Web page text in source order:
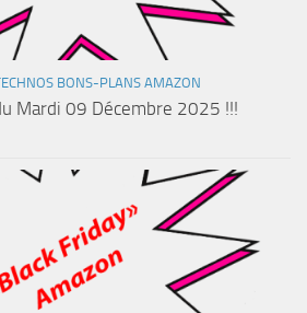
BONS-PLANS AMAZON
Mardi 09 Décembre 2025 !!!